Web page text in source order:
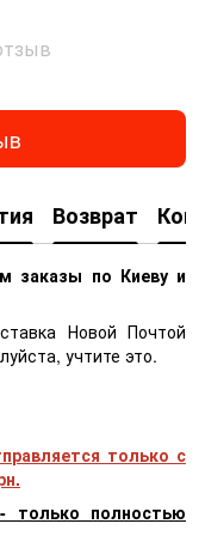
Возврат
заказы по Киеву и
Новой Почтой
учтите это.
только с
только полностью